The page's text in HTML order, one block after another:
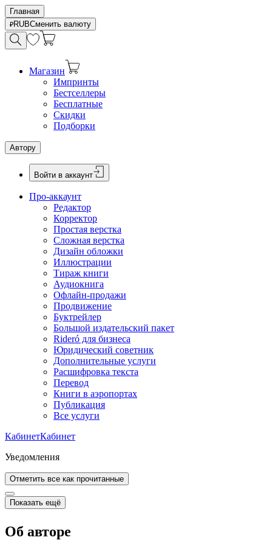
Главная
RUBСменить валюту
Магазин
Импринты
Бестселлеры
Бесплатные
Скидки
Подборки
Автору
Войти в аккаунт
Про-аккаунт
Редактор
Корректор
Простая верстка
Сложная верстка
Дизайн обложки
Иллюстрации
Тираж книги
Аудиокнига
Офлайн-продажи
Продвижение
Буктрейлер
Большой издательский пакет
Rideró для бизнеса
Юридический советник
Дополнительные услуги
Расшифровка текста
Перевод
Книги в аэропортах
Публикация
Все услуги
КабинетКабинет
Уведомления
Отметить все как прочитанные
Показать ещё
Об авторе